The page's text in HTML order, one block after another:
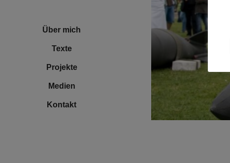
Über mich
Texte
Projekte
Medien
Kontakt